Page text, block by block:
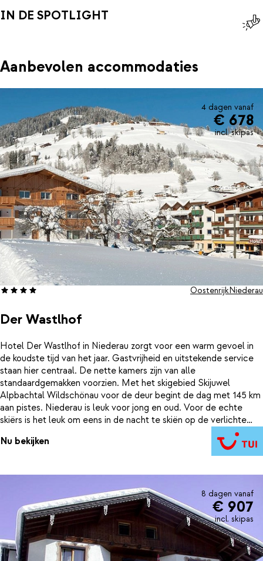
IN DE SPOTLIGHT
Aanbevolen accommodaties
4 dagen vanaf
€ 678
incl. skipas
Der Wastlhof
OostenrijkNiederau
Hotel Der Wastlhof in Niederau zorgt voor een warm gevoel in
de koudste tijd van het jaar. Gastvrijheid en uitstekende service
staan hier centraal. De nette kamers zijn van alle
standaardgemakken voorzien. Met het skigebied Skijuwel
Alpbachtal Wildschönau voor de deur begint de dag met 145 km
aan pistes. Niederau is leuk voor jong en oud. Voor de echte
skiërs is het leuk om eens in de nacht te skiën op de verlichte
pistes. Daarnaast zijn er leuke winteractiviteiten te doen zoals
rodelen, curling en schaatsen. De wellness in dit hotel wil je niet
Nu bekijken
8 dagen vanaf
€ 907
incl. skipas